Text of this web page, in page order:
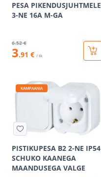
PESA PIKENDUSJUHTMELE
3-NE 16A M-GA
6.52 €
3.91 € / tk
KAMPAANIA
PISTIKUPESA B2 2-NE IP54
SCHUKO KAANEGA
MAANDUSEGA VALGE